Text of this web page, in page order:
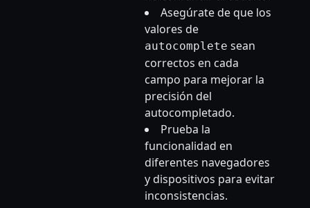
Asegúrate de que los
valores de
autocomplete sean
correctos en cada
campo para mejorar la
precisión del
autocompletado.
Prueba la
funcionalidad en
diferentes navegadores
y dispositivos para evitar
inconsistencias.